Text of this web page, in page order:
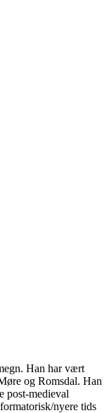
Han har vært
og Romsdal. Han
post-medieval
nyere tids